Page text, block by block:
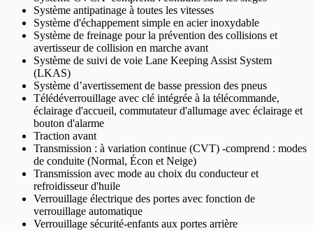
Système antipatinage à toutes les vitesses
Système d'échappement simple en acier inoxydable
Système de freinage pour la prévention des collisions et
avertisseur de collision en marche avant
Système de suivi de voie Lane Keeping Assist System
(LKAS)
Système d’avertissement de basse pression des pneus
Télédéverrouillage avec clé intégrée à la télécommande,
éclairage d'accueil, commutateur d'allumage avec éclairage et
bouton d'alarme
Traction avant
Transmission : à variation continue (CVT) -comprend : modes
de conduite (Normal, Écon et Neige)
Transmission avec mode au choix du conducteur et
refroidisseur d'huile
Verrouillage électrique des portes avec fonction de
verrouillage automatique
Verrouillage sécurité-enfants aux portes arrière